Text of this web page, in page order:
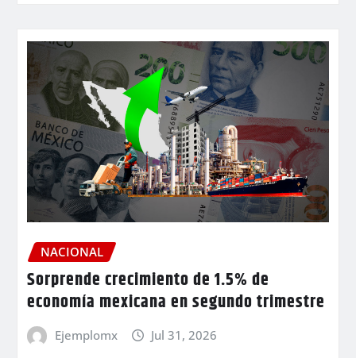
NACIONAL
Sorprende crecimiento de 1.5% de
economía mexicana en segundo trimestre
Ejemplomx Jul 31, 2026